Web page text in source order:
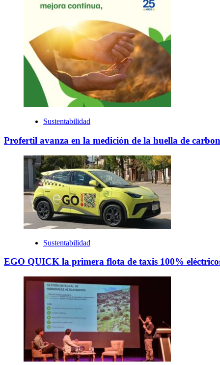
Sustentabilidad
Profertil avanza en la medición de la huella de
Sustentabilidad
EGO QUICK la primera flota de taxis 100%